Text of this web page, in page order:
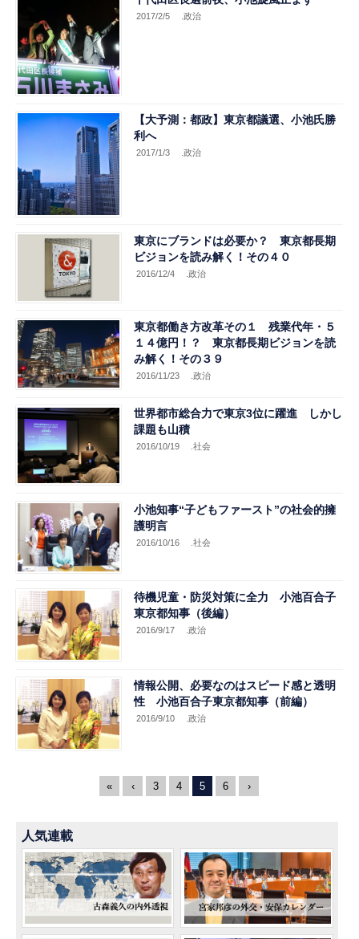
2017/2/5 .政治
【大予測：都政】東京都議選、小池氏勝
利へ
2017/1/3 .政治
東京にブランドは必要か？ 東京都長期
ビジョンを読み解く！その４０
2016/12/4 .政治
東京都働き方改革その１ 残業代年・５
１４億円！？ 東京都長期ビジョンを読
み解く！その３９
2016/11/23 .政治
世界都市総合力で東京3位に躍進 しかし
課題も山積
2016/10/19 .社会
小池知事“子どもファースト”の社会的擁
護明言
2016/10/16 .社会
待機児童・防災対策に全力 小池百合子
東京都知事（後編）
2016/9/17 .政治
情報公開、必要なのはスピード感と透明
性 小池百合子東京都知事（前編）
2016/9/10 .政治
« ‹ 3 4 5 6 ›
人気連載